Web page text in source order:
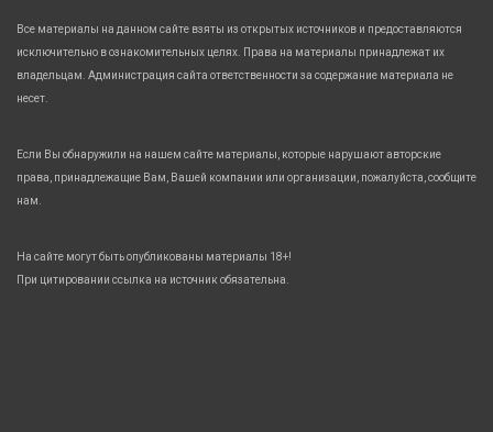
Все материалы на данном сайте взяты из открытых источников и предоставляются
исключительно в ознакомительных целях. Права на материалы принадлежат их
владельцам. Администрация сайта ответственности за содержание материала не
несет.
Если Вы обнаружили на нашем сайте материалы, которые нарушают авторские
права, принадлежащие Вам, Вашей компании или организации, пожалуйста, сообщите
нам.
На сайте могут быть опубликованы материалы 18+!
При цитировании ссылка на источник обязательна.